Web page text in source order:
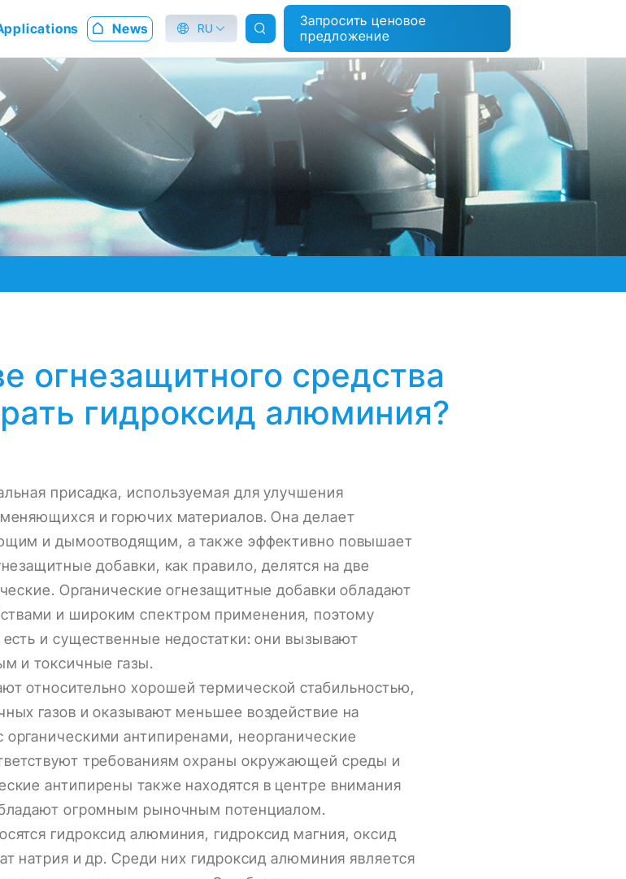
News RU
Запросить ценовое
предложение
огнезащитного средства
гидроксид алюминия?
присадка, используемая для улучшения
и горючих материалов. Она делает
и дымоотводящим, а также эффективно повышает
добавки, как правило, делятся на две
Органические огнезащитные добавки обладают
и широким спектром применения, поэтому
и существенные недостатки: они вызывают
и токсичные газы.
относительно хорошей термической стабильностью,
газов и оказывают меньшее воздействие на
антипиренами, неорганические
требованиям охраны окружающей среды и
антипирены также находятся в центре внимания
огромным рыночным потенциалом.
гидроксид алюминия, гидроксид магния, оксид
натрия и др. Среди них гидроксид алюминия является